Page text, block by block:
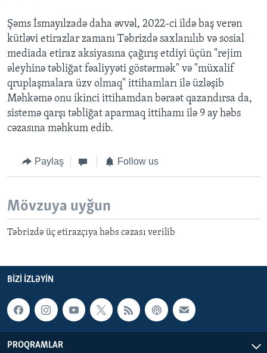
Şəms İsmayılzadə daha əvvəl, 2022-ci ildə baş verən
kütləvi etirazlar zamanı Təbrizdə saxlanılıb və sosial
mediada etiraz aksiyasına çağırış etdiyi üçün "rejim
əleyhinə təbliğat fəaliyyəti göstərmək" və "müxalif
qruplaşmalara üzv olmaq" ittihamları ilə üzləşib
Məhkəmə onu ikinci ittihamdan bəraət qazandırsa da,
sistemə qarşı təbliğat aparmaq ittihamı ilə 9 ay həbs
cəzasına məhkum edib.
Paylaş Follow us
Mövzuya uyğun
Təbrizdə üç etirazçıya həbs cəzası verilib
BIZI IZLƏYIN
PROQRAMLAR